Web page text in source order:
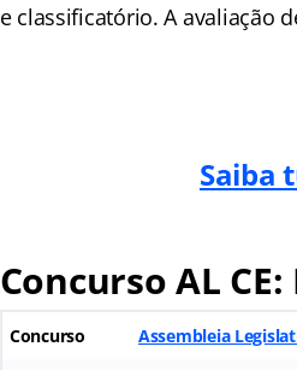
e classificatório. A avaliação
Saiba
Concurso AL
Concurso Assembleia